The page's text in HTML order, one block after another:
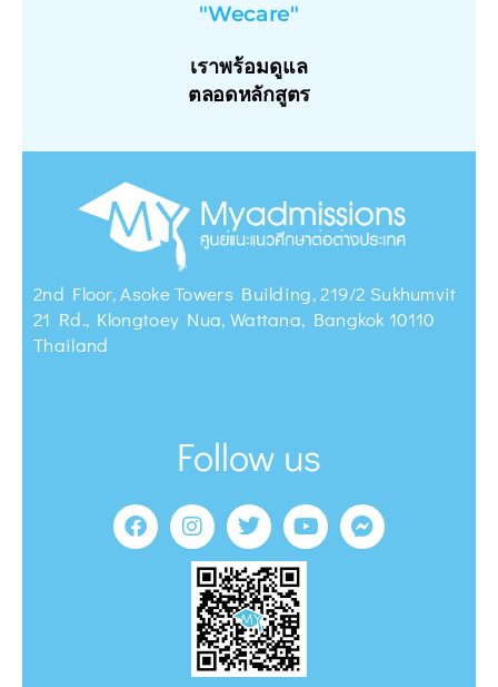
"Wecare"
เราพร้อมดูแล
ตลอดหลักสูตร
2nd Floor, Asoke Towers Building, 219/2 Sukhumvit
21 Rd., Klongtoey Nua, Wattana, Bangkok 10110
Thailand
Follow us